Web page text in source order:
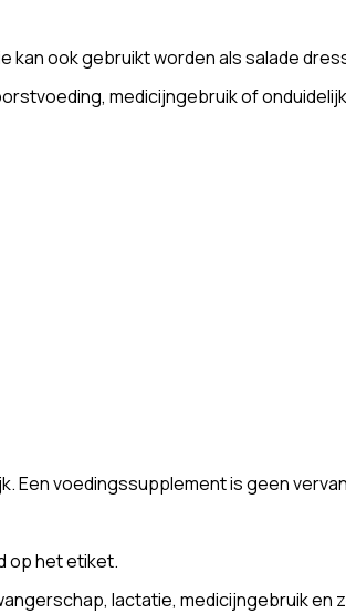
kan ook gebruikt worden als salade
medicijngebruik of
Een voedingssupplement is geen
op het etiket.
lactatie, medicijngebruik en